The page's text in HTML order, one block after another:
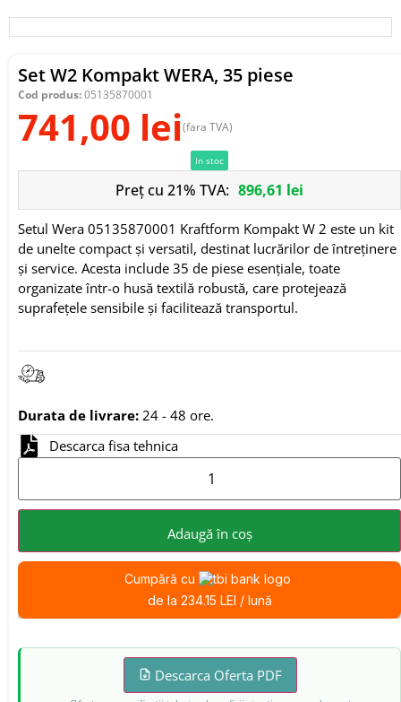
Set W2 Kompakt WERA, 35 piese
Cod produs:05135870001
741,00 lei(fara TVA)
In stoc
Preț cu 21% TVA: 896,61 lei
Setul Wera 05135870001 Kraftform Kompakt W 2 este un kit
de unelte compact și versatil, destinat lucrărilor de întreținere
și service. Acesta include 35 de piese esențiale, toate
organizate într-o husă textilă robustă, care protejează
suprafețele sensibile și facilitează transportul.
Durata de livrare: 24 - 48 ore.
Descarca fisa tehnica
Adaugă în coș
Cumpără cu
de la 234.15 LEI / lună
Descarca Oferta PDF